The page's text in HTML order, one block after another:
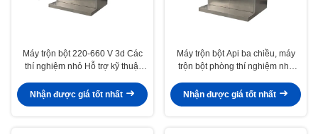
Máy trộn bột 220-660 V 3d Các
thí nghiệm nhỏ Hỗ trợ kỹ thuật
Nhận được giá tốt nhất
Máy trộn bột Api ba chiều, máy
trộn bột phòng thí nghiệm nhỏ
Nhận được giá tốt nhất